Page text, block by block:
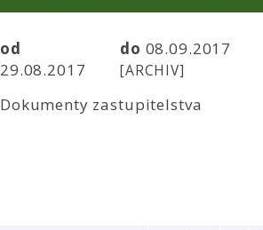
od
29.08.2017
do 08.09.2017
[ARCHIV]
Dokumenty zastupitelstva